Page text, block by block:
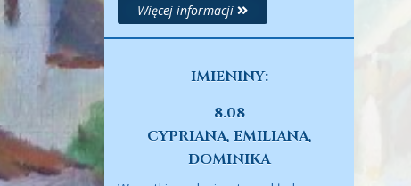
Więcej informacji
IMIENINY:
8.08
CYPRIANA, EMILIANA,
DOMINIKA